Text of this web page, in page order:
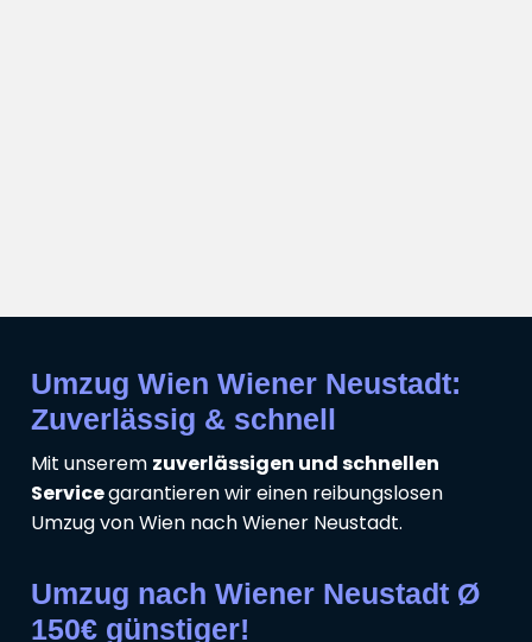
Umzug Wien Wiener Neustadt:
Zuverlässig & schnell
Mit unserem zuverlässigen und schnellen
Servicegarantieren wir einen reibungslosen
Umzug von Wien nach Wiener Neustadt.
Umzug nach Wiener Neustadt Ø
150€ günstiger!